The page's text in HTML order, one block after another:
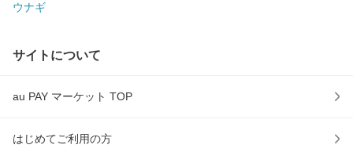
ウナギ
サイトについて
au PAY マーケット TOP
はじめてご利用の方